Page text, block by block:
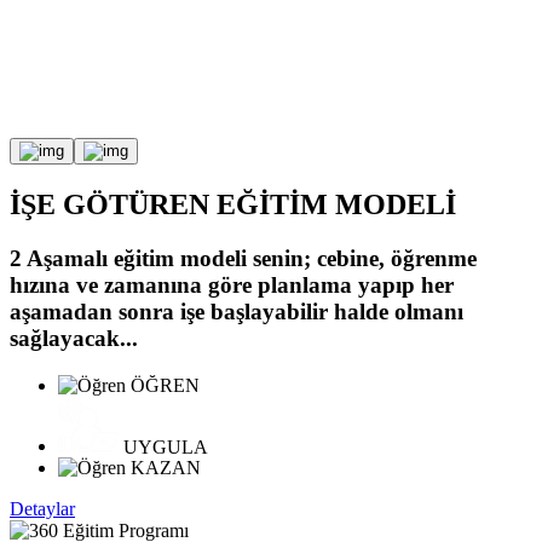
İŞE GÖTÜREN EĞİTİM MODELİ
2 Aşamalı eğitim modeli senin; cebine, öğrenme
hızına ve zamanına göre planlama yapıp her
aşamadan sonra işe başlayabilir halde olmanı
sağlayacak...
ÖĞREN
UYGULA
KAZAN
Detaylar